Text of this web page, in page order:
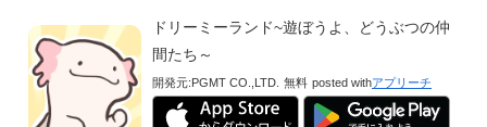
ドリーミーランド~遊ぼうよ、どうぶつの仲
間たち～
開発元:PGMT CO.,LTD. 無料 posted withアプリーチ